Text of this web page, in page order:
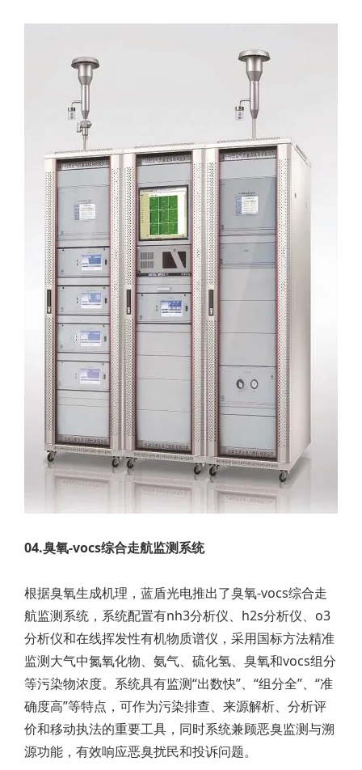
04.臭氧-vocs综合走航监测系统
根据臭氧生成机理，蓝盾光电推出了臭氧-vocs综合走
航监测系统，系统配置有nh3分析仪、h2s分析仪、o3
分析仪和在线挥发性有机物质谱仪，采用国标方法精准
监测大气中氮氧化物、氨气、硫化氢、臭氧和vocs组分
等污染物浓度。系统具有监测“出数快”、“组分全”、“准
确度高”等特点，可作为污染排查、来源解析、分析评
价和移动执法的重要工具，同时系统兼顾恶臭监测与溯
源功能，有效响应恶臭扰民和投诉问题。